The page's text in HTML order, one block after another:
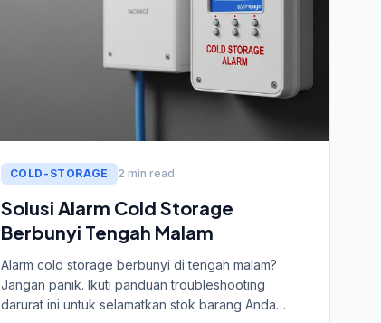
COLD-STORAGE 2 min read
Solusi Alarm Cold Storage
Berbunyi Tengah Malam
Alarm cold storage berbunyi di tengah malam?
Jangan panik. Ikuti panduan troubleshooting
darurat ini untuk selamatkan stok barang Anda